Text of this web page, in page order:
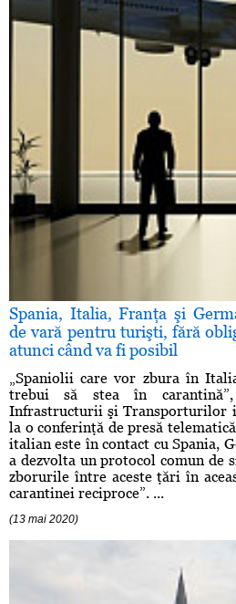
Spania, Italia, Franţa şi
de vară pentru turişti, fără
atunci când va fi posibil
„Spaniolii care vor zbura în
trebui să stea în
Infrastructurii şi Transporturilor
la o conferinţă de presă
italian este în contact cu Spania,
a dezvolta un protocol comun de
zborurile între aceste ţări în
carantinei reciproce”. ...
(13 mai 2020)